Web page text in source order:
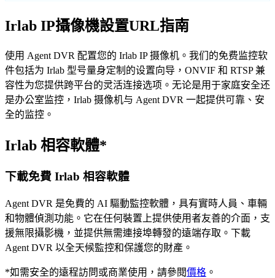
Irlab IP攝像機設置URL指南
使用 Agent DVR 配置您的 Irlab IP 摄像机。我们的免费监控软
件包括为 Irlab 型号量身定制的设置向导，ONVIF 和 RTSP 兼
容性为您提供跨平台的灵活连接选项。无论是用于家庭安全还
是办公室监控，Irlab 摄像机与 Agent DVR 一起提供可靠、安
全的监控。
Irlab 相容軟體*
下載免費 Irlab 相容軟體
Agent DVR 是免費的 AI 驅動監控軟體，具有實時人員、車輛
和物體偵測功能。它在任何裝置上提供使用者友善的介面，支
援無限攝影機，並提供無需連接埠轉發的遠端存取。下載
Agent DVR 以全天候監控和保護您的財產。
*如需安全的遠程訪問或商業使用，請參閱價格 。